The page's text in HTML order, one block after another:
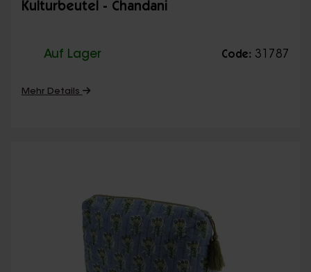
Kulturbeutel - Chandani
Auf Lager Code: 31787
Mehr Details